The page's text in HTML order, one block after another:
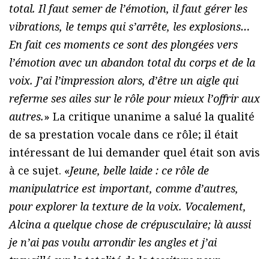
total. Il faut semer de l’émotion, il faut gérer les
vibrations, le temps qui s’arrête, les explosions…
En fait ces moments ce sont des plongées vers
l’émotion avec un abandon total du corps et de la
voix. J’ai l’impression alors, d’être un aigle qui
referme ses ailes sur le rôle pour mieux l’offrir aux
autres.» La critique unanime a salué la qualité
de sa prestation vocale dans ce rôle; il était
intéressant de lui demander quel était son avis
à ce sujet. «Jeune, belle laide : ce rôle de
manipulatrice est important, comme d’autres,
pour explorer la texture de la voix. Vocalement,
Alcina a quelque chose de crépusculaire; là aussi
je n’ai pas voulu arrondir les angles et j’ai